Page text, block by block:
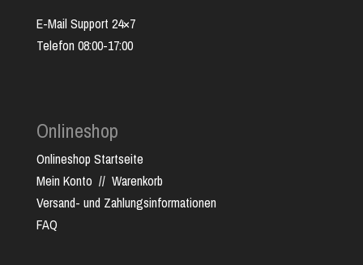
E-Mail Support 24×7
Telefon 08:00-17:00
Onlineshop
Onlineshop Startseite
Mein Konto // Warenkorb
Versand- und Zahlungsinformationen
FAQ